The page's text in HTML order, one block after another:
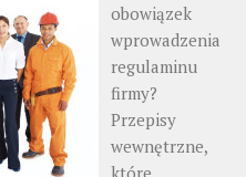
obowiązek
wprowadzenia
regulaminu
firmy?
Przepisy
wewnętrzne,
które